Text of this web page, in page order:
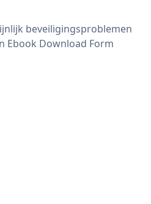
beveiligingsproblemen
Ebook Download Form